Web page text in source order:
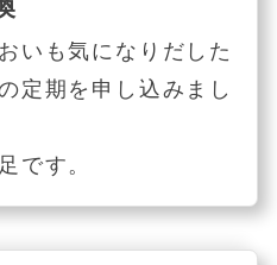
いも気になりだした
定期を申し込みまし
です。